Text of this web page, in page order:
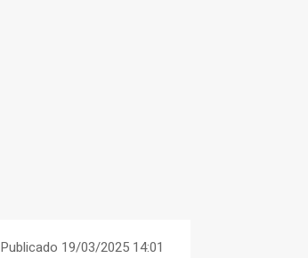
Publicado 19/03/2025 14:01